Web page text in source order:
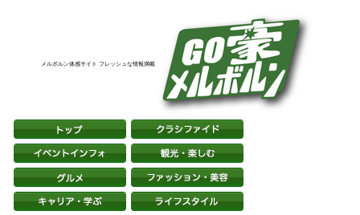
メルボルン体感サイト フレッシュな情報満載